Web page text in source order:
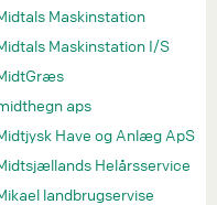
Maskinstation
Maskinstation I/S
aps
Have og Anlæg ApS
Helårsservice
landbrugservise